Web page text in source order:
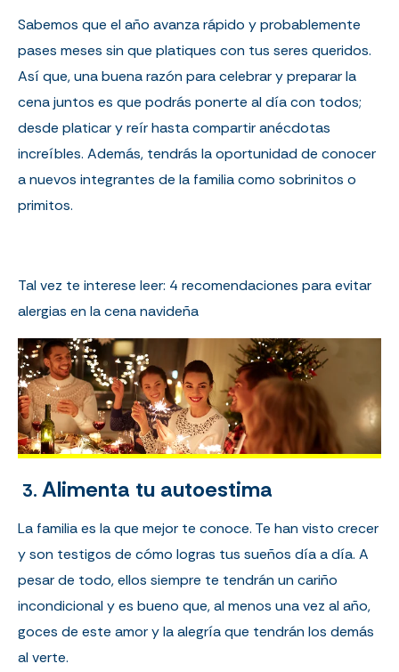
Sabemos que el año avanza rápido y probablemente
pases meses sin que platiques con tus seres queridos.
Así que, una buena razón para celebrar y preparar la
cena juntos es que podrás ponerte al día con todos;
desde platicar y reír hasta compartir anécdotas
increíbles. Además, tendrás la oportunidad de conocer
a nuevos integrantes de la familia como sobrinitos o
primitos.
Tal vez te interese leer: 4 recomendaciones para evitar
alergias en la cena navideña
3. Alimenta tu autoestima
La familia es la que mejor te conoce. Te han visto crecer
y son testigos de cómo logras tus sueños día a día. A
pesar de todo, ellos siempre te tendrán un cariño
incondicional y es bueno que, al menos una vez al año,
goces de este amor y la alegría que tendrán los demás
al verte.